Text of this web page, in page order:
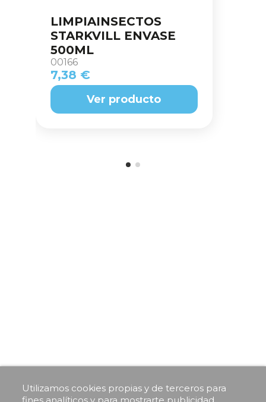
Utilizamos cookies propias y de terceros para
LIMPIAINSECTOS
STARKVILL ENVASE
500ML
00166
7,38 €
Ver producto